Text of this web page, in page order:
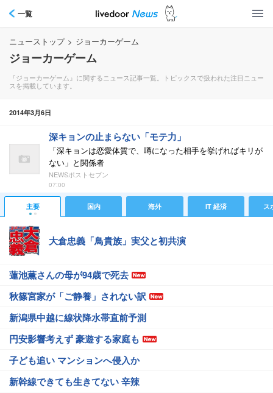
一覧
ニューストップ > ジョーカーゲーム
ジョーカーゲーム
『ジョーカーゲーム』に関するニュース記事一覧。トピックスで扱われた注目ニュー
スを掲載しています。
2014年3月6日
深キョンの止まらない「モテ力」
「深キョンは恋愛体質で、噂になった相手を挙げればキリが
ない」と関係者
NEWSポストセブン
07:00
主要 国内 海外 IT 経済 ス
大倉忠義「鳥貴族」実父と初共演
蓮池薫さんの母が94歳で死去
秋篠宮家が「ご静養」されない訳
新潟県中越に線状降水帯直前予測
円安影響考えず 豪遊する家庭も
子ども追い マンションへ侵入か
新幹線できても生きてない 辛辣